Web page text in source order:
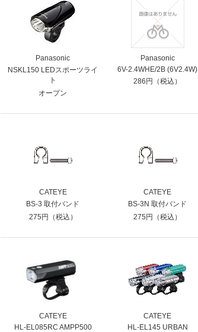
Panasonic
NSKL150 LEDスポーツライ
ト
オープン
Panasonic
6V-2.4WHE/2B (6V2.4W)
286円（税込）
CATEYE
BS-3 取付バンド
275円（税込）
CATEYE
BS-3N 取付バンド
275円（税込）
CATEYE
HL-EL085RC AMPP500
CATEYE
HL-EL145 URBAN